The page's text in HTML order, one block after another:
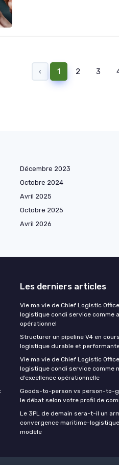
‹ 1 2 3
Décembre 2023
Octobre 2024
Avril 2025
Octobre 2025
Avril 2026
Les derniers articles
Vie ma vie de Chief Logistic
logistique condi service comme
opérationnel
Structurer un pipeline V4 en
logistique durable et
Vie ma vie de Chief Logistic
logistique condi service comme
d’excellence opérationnelle
Goods-to-person vs person-to-
le débat selon votre profil de
Le 3PL de demain sera-t-il un
convergence maritime-
modèle